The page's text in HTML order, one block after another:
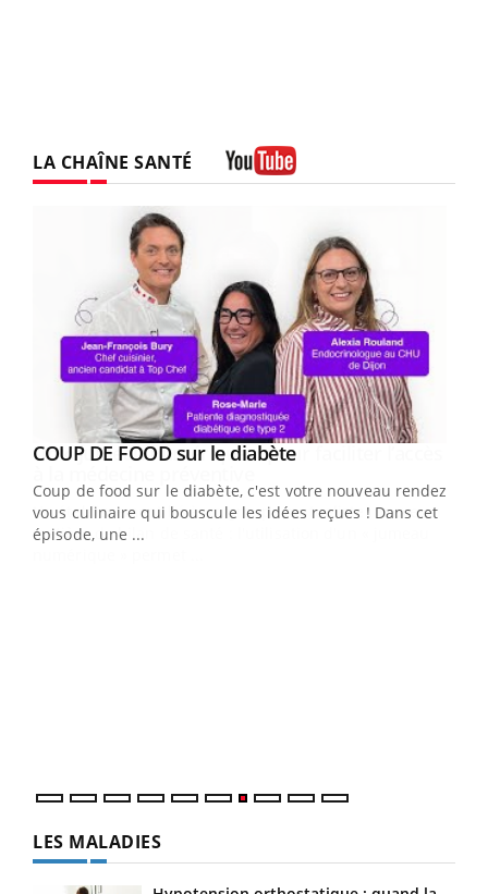
LA CHAÎNE SANTÉ
Youtube
COUP DE FOOD sur le diabèteYoutube
Coup de food sur le diabète, c'est votre nouveau rendez-
vous culinaire qui bouscule les idées reçues ! Dans cet
épisode, une ...
LES MALADIES